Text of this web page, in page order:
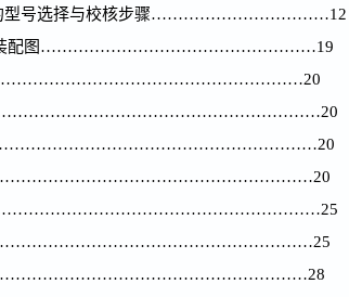
的型号选择与校核步骤……………………………12
机械装配图……………………………………………19
择…………………………………………………………20
量………………………………………………………20
择…………………………………………………………25